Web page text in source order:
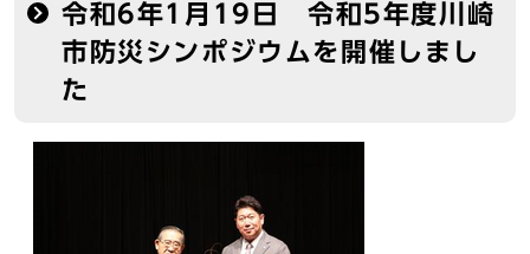
令和6年1月19日 令和5年度川崎
市防災シンポジウムを開催しまし
た